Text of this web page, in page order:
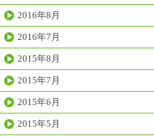
2016年8月
2016年7月
2015年8月
2015年7月
2015年6月
2015年5月